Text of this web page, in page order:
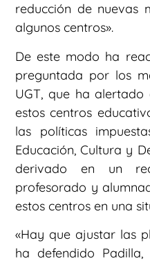
reducción de nuevas
algunos centros».
De este modo ha
preguntada por los
UGT, que ha
estos centros
las políticas
Educación, Cultura y
derivado en un
profesorado y
estos centros en una
«Hay que ajustar las
ha defendido